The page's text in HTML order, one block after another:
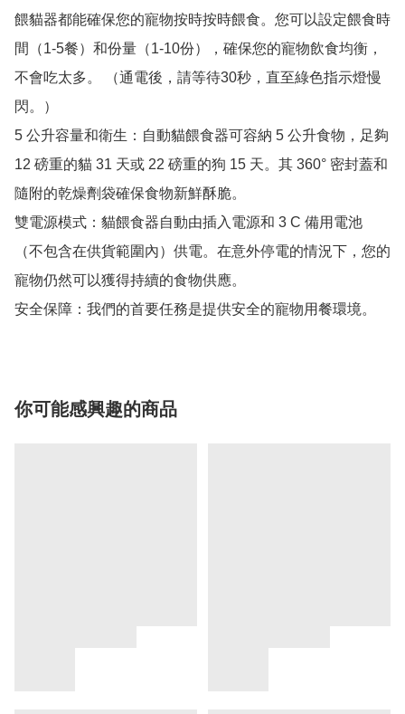
餵貓器都能確保您的寵物按時按時餵食。您可以設定餵食時
間（1-5餐）和份量（1-10份），確保您的寵物飲食均衡，
不會吃太多。 （通電後，請等待30秒，直至綠色指示燈慢
閃。）
5 公升容量和衛生：自動貓餵食器可容納 5 公升食物，足夠
12 磅重的貓 31 天或 22 磅重的狗 15 天。其 360° 密封蓋和
隨附的乾燥劑袋確保食物新鮮酥脆。
雙電源模式：貓餵食器自動由插入電源和 3 C 備用電池
（不包含在供貨範圍內）供電。在意外停電的情況下，您的
寵物仍然可以獲得持續的食物供應。
安全保障：我們的首要任務是提供安全的寵物用餐環境。
你可能感興趣的商品